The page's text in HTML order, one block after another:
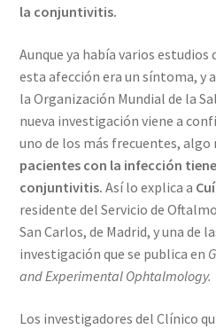
la conjuntivitis.
Aunque ya había varios estudios
esta afección era un síntoma, y
la Organización Mundial de la
nueva investigación viene a
uno de los más frecuentes, algo
pacientes con la infección
conjuntivitis.Así lo explica a
residente del Servicio de
San Carlos, de Madrid, y una de
investigación que se publica en
and Experimental Ophtalmology.
Los investigadores del Clínico